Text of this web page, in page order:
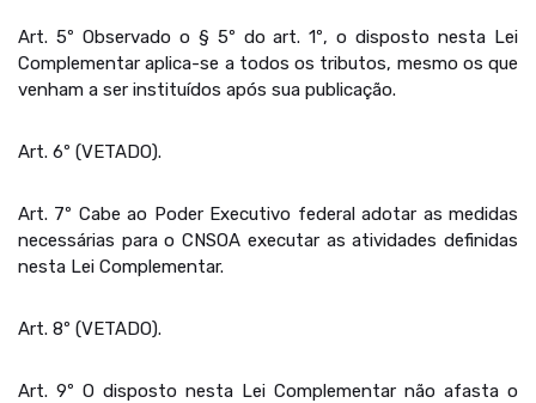
Art. 5º Observado o § 5º do art. 1º, o disposto nesta Lei
Complementar aplica-se a todos os tributos, mesmo os que
venham a ser instituídos após sua publicação.
Art. 6º (VETADO).
Art. 7º Cabe ao Poder Executivo federal adotar as medidas
necessárias para o CNSOA executar as atividades definidas
nesta Lei Complementar.
Art. 8º (VETADO).
Art. 9º O disposto nesta Lei Complementar não afasta o